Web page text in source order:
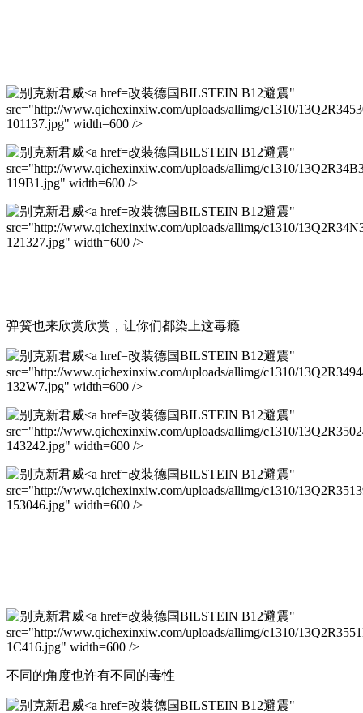
改装德国BILSTEIN B12避震"
src="http://www.qichexinxiw.com/uploads/allimg/c1310/
101137.jpg" width=600 />
改装德国BILSTEIN B12避震"
src="http://www.qichexinxiw.com/uploads/allimg/c1310/
119B1.jpg" width=600 />
改装德国BILSTEIN B12避震"
src="http://www.qichexinxiw.com/uploads/allimg/c1310/
121327.jpg" width=600 />
弹簧也来欣赏欣赏，让你们都染上这毒瘾
改装德国BILSTEIN B12避震"
src="http://www.qichexinxiw.com/uploads/allimg/c1310/
132W7.jpg" width=600 />
改装德国BILSTEIN B12避震"
src="http://www.qichexinxiw.com/uploads/allimg/c1310/
143242.jpg" width=600 />
改装德国BILSTEIN B12避震"
src="http://www.qichexinxiw.com/uploads/allimg/c1310/
153046.jpg" width=600 />
改装德国BILSTEIN B12避震"
src="http://www.qichexinxiw.com/uploads/allimg/c1310/
1C416.jpg" width=600 />
不同的角度也许有不同的毒性
改装德国BILSTEIN B12避震"